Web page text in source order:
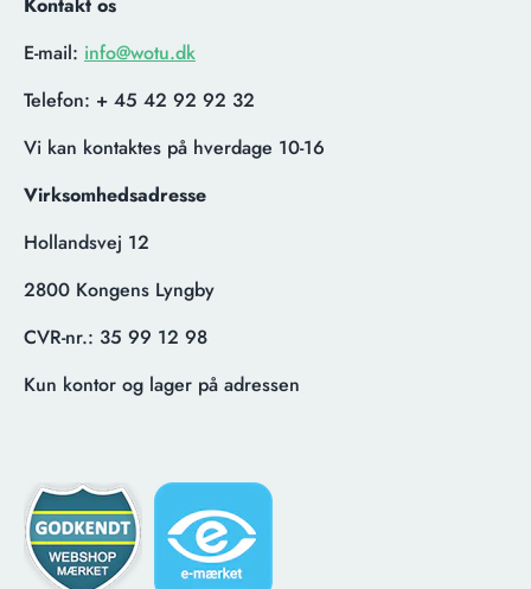
Kontakt os
E-mail: info@wotu.dk
Telefon: + 45 42 92 92 32
Vi kan kontaktes på hverdage 10-16
Virksomhedsadresse
Hollandsvej 12
2800 Kongens Lyngby
CVR-nr.: 35 99 12 98
Kun kontor og lager på adressen